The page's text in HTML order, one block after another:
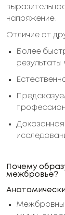
напряжение.
Отличие от
Более
результаты
Доказанная
Почему
межбровье?